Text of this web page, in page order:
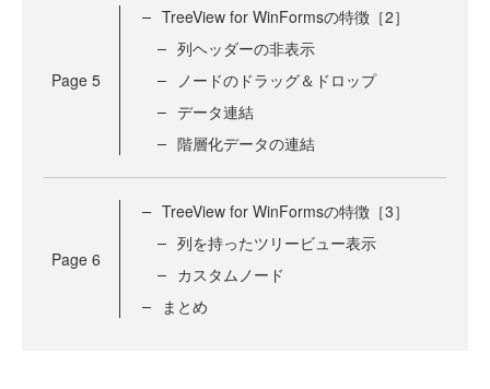
Page 5
TreeView for WinFormsの特徴［2］
列ヘッダーの非表示
ノードのドラッグ＆ドロップ
データ連結
階層化データの連結
Page 6
TreeView for WinFormsの特徴［3］
列を持ったツリービュー表示
カスタムノード
まとめ